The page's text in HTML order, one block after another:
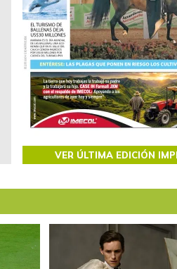
02
BITÁCORA
Recopilación
regiones del
de las 10.000
Colombia.
VER ÚLTIMA EDICIÓN